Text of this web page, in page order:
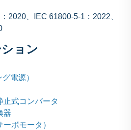
2020、IEC 61800-5-1：2022、
ョン
電源）
止式コンバータ
器
ボモータ）